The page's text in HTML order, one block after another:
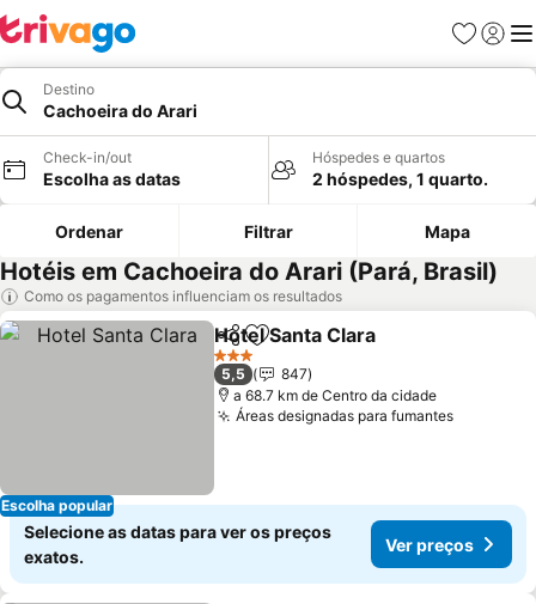
Favoritos
Iniciar
Destino
Cachoeira do Arari
Check-in/out
Escolha as datas
Hóspedes e quartos
2 hóspedes, 1 quarto.
Ordenar Filtrar Mapa
Hotéis em Cachoeira do Arari (Pará, Brasil)
Como os pagamentos influenciam os resultados
Escolha popular
PartilharAdicionar aos favoritos
Hotel Santa Clara
3 Estrelas
5,5
847
a 68.7 km de Centro da cidade
Áreas designadas para fumantes
Selecione as datas para ver os preços
exatos.
Ver preços